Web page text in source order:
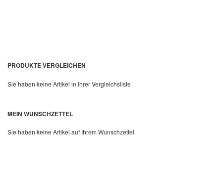
Quickview
PRODUKTE VERGLEICHEN
Sie haben keine Artikel in Ihrer Vergleichsliste
MEIN WUNSCHZETTEL
Sie haben keine Artikel auf Ihrem Wunschzettel.